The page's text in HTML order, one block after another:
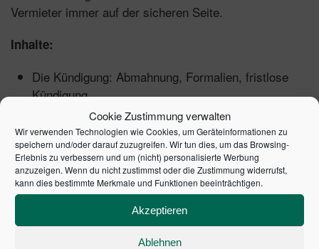
Cookie Zustimmung verwalten
Wir verwenden Technologien wie Cookies, um Geräteinformationen zu
speichern und/oder darauf zuzugreifen. Wir tun dies, um das Browsing-
Erlebnis zu verbessern und um (nicht) personalisierte Werbung
anzuzeigen. Wenn du nicht zustimmst oder die Zustimmung widerrufst,
kann dies bestimmte Merkmale und Funktionen beeinträchtigen.
Akzeptieren
Ablehnen
Vermieter immer auf der sicheren Seite.
Inhalte:
Die Kündigung: Abmahnung, Formalien, fristlose
Kündigung.
Räumungsklage und Zwangsvollstreckung.
Mieterwechsel: Übergabe, Abrechnung der
Mietkaution und Betriebskosten.
Schönheitsreparaturen, Instandsetzung, Rückbau.
Arbeitshilfen online:
Musterverträge.